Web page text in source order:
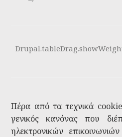
Πέρα από τα τεχνικά
γενικός κανόνας που
ηλεκτρονικών